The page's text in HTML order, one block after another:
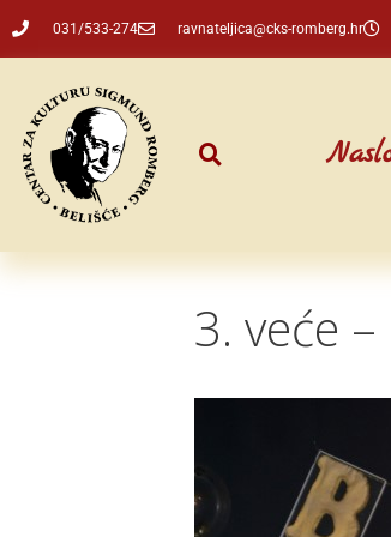
031/533-274 ravnateljica@cks-romberg.hr
3. veće